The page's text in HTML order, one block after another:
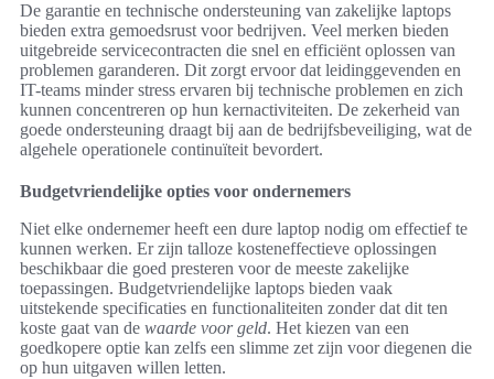
De garantie en technische ondersteuning van zakelijke laptops
bieden extra gemoedsrust voor bedrijven. Veel merken bieden
uitgebreide servicecontracten die snel en efficiënt oplossen van
problemen garanderen. Dit zorgt ervoor dat leidinggevenden en
IT-teams minder stress ervaren bij technische problemen en zich
kunnen concentreren op hun kernactiviteiten. De zekerheid van
goede ondersteuning draagt bij aan de bedrijfsbeveiliging, wat de
algehele operationele continuïteit bevordert.
Budgetvriendelijke opties voor ondernemers
Niet elke ondernemer heeft een dure laptop nodig om effectief te
kunnen werken. Er zijn talloze kosteneffectieve oplossingen
beschikbaar die goed presteren voor de meeste zakelijke
toepassingen. Budgetvriendelijke laptops bieden vaak
uitstekende specificaties en functionaliteiten zonder dat dit ten
koste gaat van de waarde voor geld. Het kiezen van een
goedkopere optie kan zelfs een slimme zet zijn voor diegenen die
op hun uitgaven willen letten.